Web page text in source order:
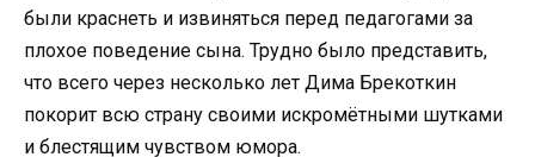
были краснеть и извиняться перед педагогами за
плохое поведение сына. Трудно было представить,
что всего через несколько лет Дима Брекоткин
покорит всю страну своими искромётными шутками
и блестящим чувством юмора.